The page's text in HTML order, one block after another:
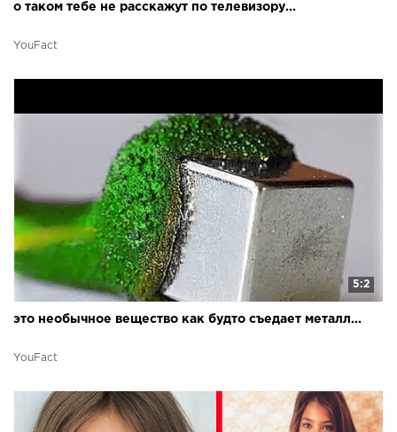
о таком тебе не расскажут по телевизору...
YouFact
5:2
это необычное вещество как будто съедает металл...
YouFact